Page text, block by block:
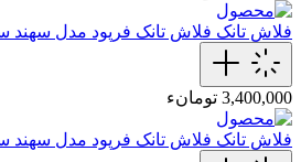
فلاش تانک فلاش تانک فرپود مدل سهند‌
3,400,000 تومانء
فلاش تانک فلاش تانک فرپود مدل